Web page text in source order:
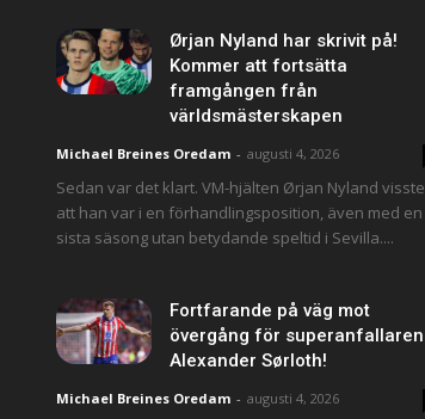
Ørjan Nyland har skrivit på!
Kommer att fortsätta
framgången från
världsmästerskapen
Michael Breines Oredam - augusti 4, 2026
Sedan var det klart. VM-hjälten Ørjan Nyland visste
att han var i en förhandlingsposition, även med en
sista säsong utan betydande speltid i Sevilla....
Fortfarande på väg mot
övergång för superanfallaren
Alexander Sørloth!
Michael Breines Oredam - augusti 4, 2026